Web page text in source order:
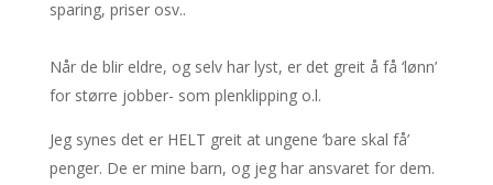
sparing, priser osv..
Når de blir eldre, og selv har lyst, er det greit å få ‘lønn’
for større jobber- som plenklipping o.l.
Jeg synes det er HELT greit at ungene ‘bare skal få’
penger. De er mine barn, og jeg har ansvaret for dem.